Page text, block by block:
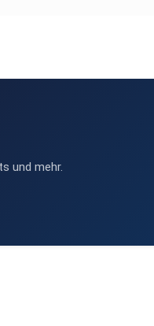
und mehr.